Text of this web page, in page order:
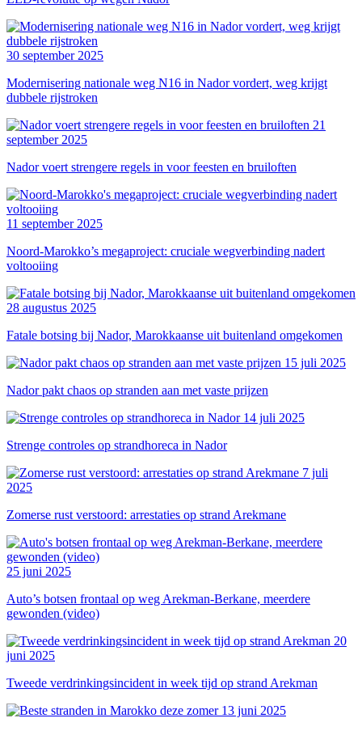
30 september 2025
Modernisering nationale weg N16 in Nador vordert, weg krijgt
dubbele rijstroken
21
september 2025
Nador voert strengere regels in voor feesten en bruiloften
11 september 2025
Noord-Marokko’s megaproject: cruciale wegverbinding nadert
voltooiing
28 augustus 2025
Fatale botsing bij Nador, Marokkaanse uit buitenland omgekomen
15 juli 2025
Nador pakt chaos op stranden aan met vaste prijzen
14 juli 2025
Strenge controles op strandhoreca in Nador
7 juli
2025
Zomerse rust verstoord: arrestaties op strand Arekmane
25 juni 2025
Auto’s botsen frontaal op weg Arekman-Berkane, meerdere
gewonden (video)
20
juni 2025
Tweede verdrinkingsincident in week tijd op strand Arekman
13 juni 2025